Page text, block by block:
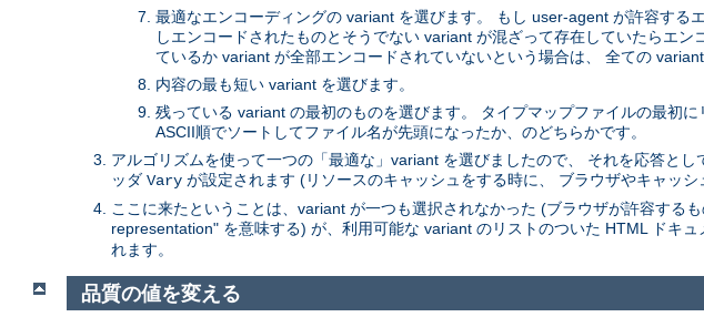
最適なエンコーディングの variant を選びます。 もし user-agent が許容す
しエンコードされたものとそうでない variant が混ざって存在していたらエ
ているか variant が全部エンコードされていないという場合は、 全ての variant
内容の最も短い variant を選びます。
残っている variant の最初のものを選びます。 タイプマップファイルの最初
ASCII順でソートしてファイル名が先頭になったか、のどちらかです。
アルゴリズムを使って一つの「最適な」variant を選びましたので、 それを応答と
ッダ Vary が設定されます (リソースのキャッシュをする時に、 ブラウザやキャッ
ここに来たということは、variant が一つも選択されなかった (ブラウザが許容する
representation" を意味する) が、利用可能な variant のリストのついた HTML ドキ
れます。
品質の値を変える